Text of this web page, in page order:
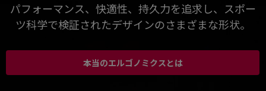
パフォーマンス、快適性、持久力を追求し、スポー
ツ科学で検証されたデザインのさまざまな形状。
本当のエルゴノミクスとは